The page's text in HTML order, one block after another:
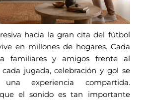
hacia la gran cita del fútbol
en millones de hogares. Cada
familiares y amigos frente al
jugada, celebración y gol se
experiencia compartida.
el sonido es tan importante